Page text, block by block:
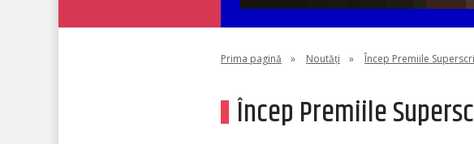
Prima pagină » Noutăți » Încep Premiile
Încep Premiile